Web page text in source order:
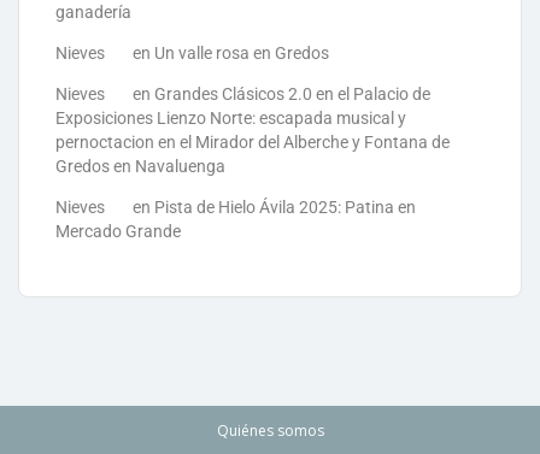
ganadería
Nieves en Un valle rosa en Gredos
Nieves en Grandes Clásicos 2.0 en el Palacio de
Exposiciones Lienzo Norte: escapada musical y
pernoctacion en el Mirador del Alberche y Fontana de
Gredos en Navaluenga
Nieves en Pista de Hielo Ávila 2025: Patina en
Mercado Grande
Quiénes somos